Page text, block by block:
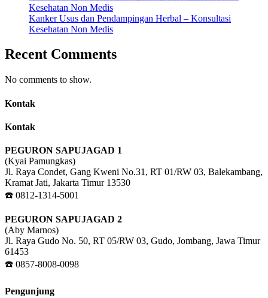
Kesehatan Non Medis
Kanker Usus dan Pendampingan Herbal – Konsultasi
Kesehatan Non Medis
Recent Comments
No comments to show.
Kontak
Kontak
PEGURON SAPUJAGAD 1
(Kyai Pamungkas)
Jl. Raya Condet, Gang Kweni No.31, RT 01/RW 03, Balekambang,
Kramat Jati, Jakarta Timur 13530
☎️ 0812-1314-5001
PEGURON SAPUJAGAD 2
(Aby Marnos)
Jl. Raya Gudo No. 50, RT 05/RW 03, Gudo, Jombang, Jawa Timur
61453
☎️ 0857-8008-0098
Pengunjung